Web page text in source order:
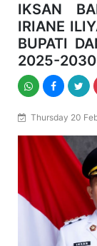
IKSAN
IRIANE
BUPATI
2025-2030
Thursday 20